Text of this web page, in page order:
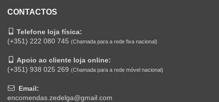
CONTACTOS
Telefone loja física:
(+351) 222 080 745 (Chamada para a rede fixa nacional)
Apoio ao cliente loja online:
(+351) 938 025 269 (Chamada para a rede móvel nacional)
Email:
encomendas.zedelga@gmail.com